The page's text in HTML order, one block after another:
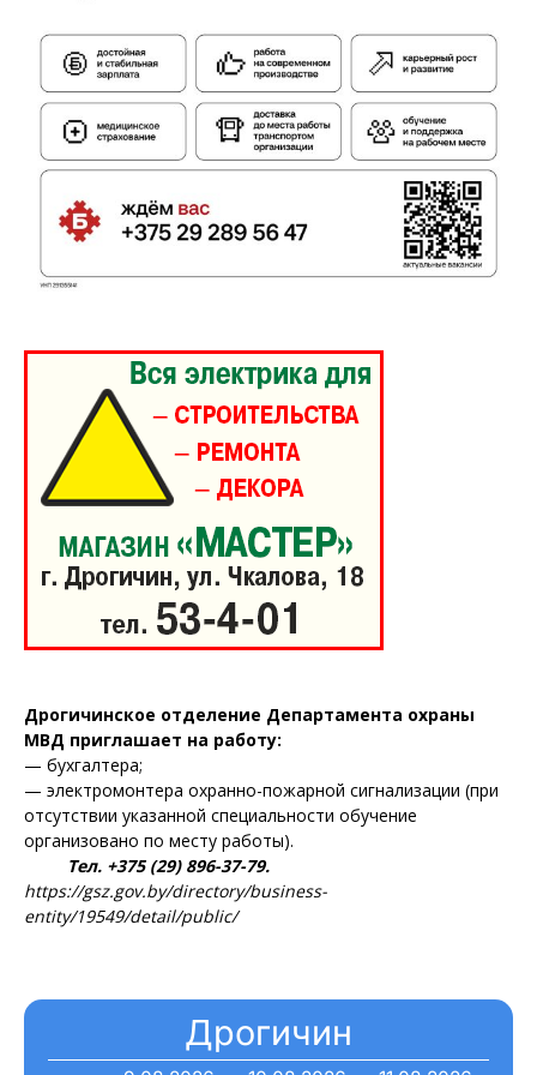
Дрогичинское отделение Департамента охраны
МВД приглашает на работу:
— бухгалтера;
— электромонтера охранно-пожарной сигнализации (при
отсутствии указанной специальности обучение
организовано по месту работы).
Тел. +375 (29) 896-37-79.
https://gsz.gov.by/directory/business-
entity/19549/detail/public/
Дрогичин